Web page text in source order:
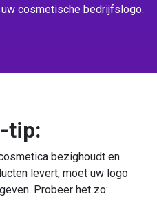
cosmetische bedrijfslogo.
tip:
bezighoudt en
levert, moet uw logo
Probeer het zo: